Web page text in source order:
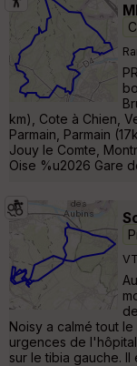
km), Cote à Chien,
Parmain, Parmain
Jouy le Comte,
Oise %u2026 Gare
Noisy a calmé tout
urgences de
sur le tibia gauche.